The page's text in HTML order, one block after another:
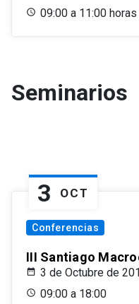
09:00 a 11:00 horas
Seminarios
3 OCT
Conferencias
III Santiago
3 de Octubre de
09:00 a 18:00